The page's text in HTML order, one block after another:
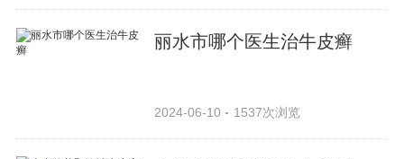
丽水市哪个医生治牛皮癣
2024-06-10 1537次浏览